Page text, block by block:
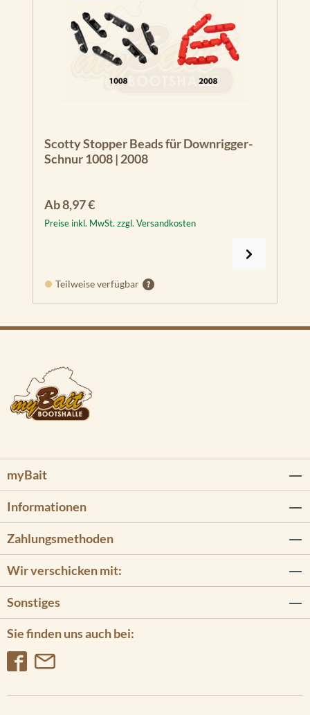
Scotty Stopper Beads für Downrigger-
Schnur 1008 | 2008
Regulärer Preis:
Ab8,97 €
Preise inkl. MwSt. zzgl. Versandkosten
Teilweise verfügbar
myBait
Informationen
Sie finden uns auch bei:
Zahlungsmethoden
Wir verschicken mit:
Sonstiges